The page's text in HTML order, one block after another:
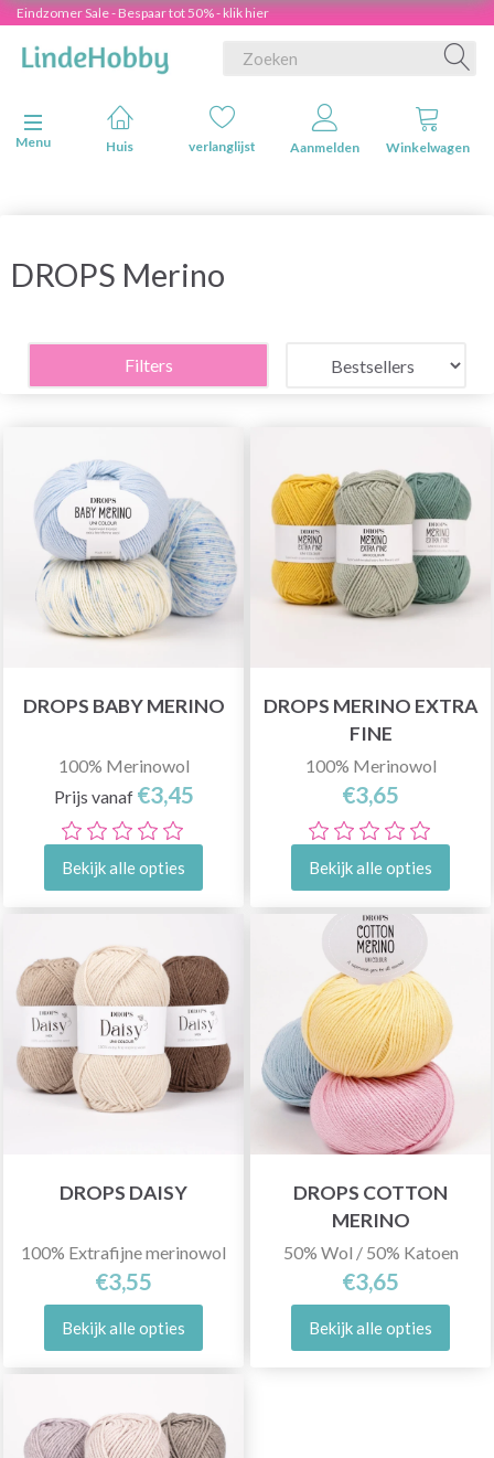
Eindzomer Sale - Bespaar tot 50% - klik hier
Navigatie in-/uitschakelen
Menu
Huis verlanglijst Aanmelden Winkelwagen
DROPS Merino
Filters
DROPS BABY MERINO
100% Merinowol
Prijs vanaf €3,45
Bekijk alle opties
DROPS MERINO EXTRA
FINE
100% Merinowol
€3,65
Bekijk alle opties
DROPS DAISY
100% Extrafijne merinowol
€3,55
Bekijk alle opties
DROPS COTTON
MERINO
50% Wol / 50% Katoen
€3,65
Bekijk alle opties